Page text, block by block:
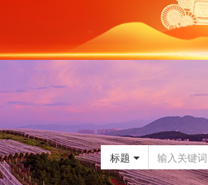
标题